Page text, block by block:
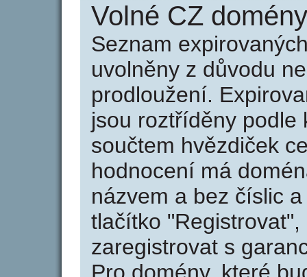
Volné CZ
Seznam
uvolněny z důvodu
prodloužení.
jsou roztříděny podle
součtem hvězdiček
hodnocení má
názvem a bez číslic
tlačítko
zaregistrovat s